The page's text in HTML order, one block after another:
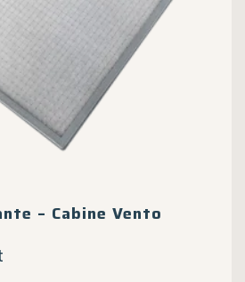
– Cabine Vento